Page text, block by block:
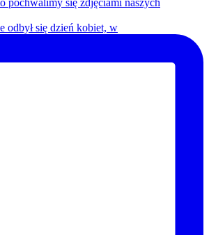
odbył się dzień kobiet, w